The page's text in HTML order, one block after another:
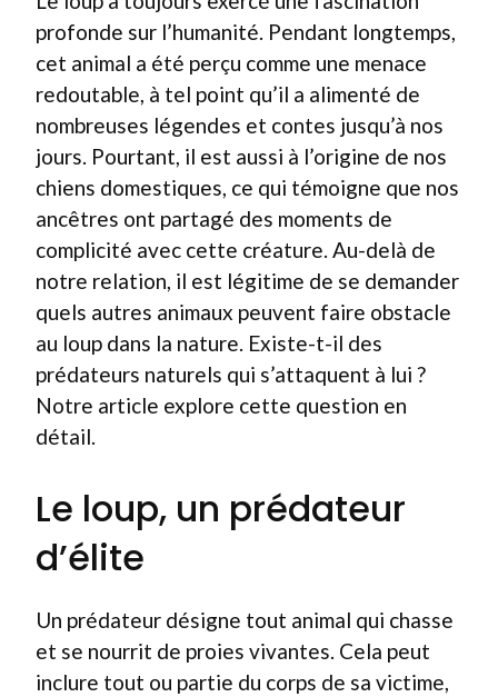
profonde sur l’humanité. Pendant longtemps,
cet animal a été perçu comme une menace
redoutable, à tel point qu’il a alimenté de
nombreuses légendes et contes jusqu’à nos
jours. Pourtant, il est aussi à l’origine de nos
chiens domestiques, ce qui témoigne que nos
ancêtres ont partagé des moments de
complicité avec cette créature. Au-delà de
notre relation, il est légitime de se demander
quels autres animaux peuvent faire obstacle
au loup dans la nature. Existe-t-il des
prédateurs naturels qui s’attaquent à lui ?
Notre article explore cette question en
détail.
Le loup, un prédateur
d’élite
Un prédateur désigne tout animal qui chasse
et se nourrit de proies vivantes. Cela peut
inclure tout ou partie du corps de sa victime,